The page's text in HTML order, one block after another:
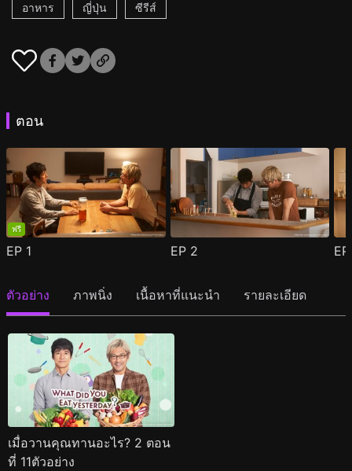
อาหาร ญี่ปุ่น ซีรีส์
ตอน
ฟรี
EP 1 EP 2
ตัวอย่าง ภาพนิ่ง เนื้อหาที่แนะนำ รายละเอียด
เมื่อวานคุณทานอะไร? 2 ตอน
ที่ 11ตัวอย่าง